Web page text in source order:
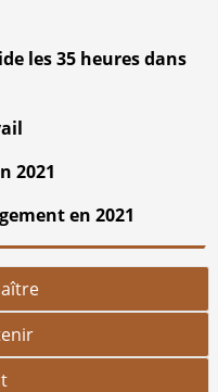
les 35 heures dans
2021
en 2021